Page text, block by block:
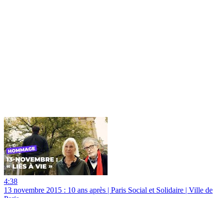
4:38
13 novembre 2015 : 10 ans après | Paris Social et Solidaire | Ville de